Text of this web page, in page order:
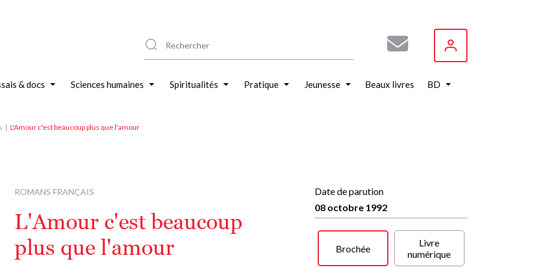
& docs Sciences humaines Spiritualités Pratique Jeunesse Beaux livres BD
L'Amour c'est beaucoup plus que l'amour
ROMANS FRANÇAIS
L'Amour c'est beaucoup
plus que l'amour
Date de parution
08 octobre 1992
Brochée
Livre
numérique